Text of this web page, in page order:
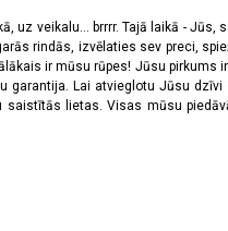
uz veikalu... brrrr. Tajā laikā - Jūs,
rindās, izvēlaties sev preci,
ir mūsu rūpes! Jūsu pirkums
garantija. Lai atvieglotu Jūsu
lietas. Visas mūsu